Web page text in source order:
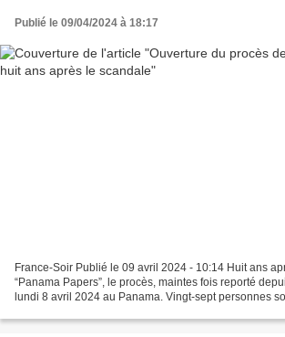
Publié le 09/04/2024 à 18:17
France-Soir Publié le 09 avril 2024 - 10:14 Huit ans
“Panama Papers”, le procès, maintes fois reporté
lundi 8 avril 2024 au Panama. Vingt-sept personnes